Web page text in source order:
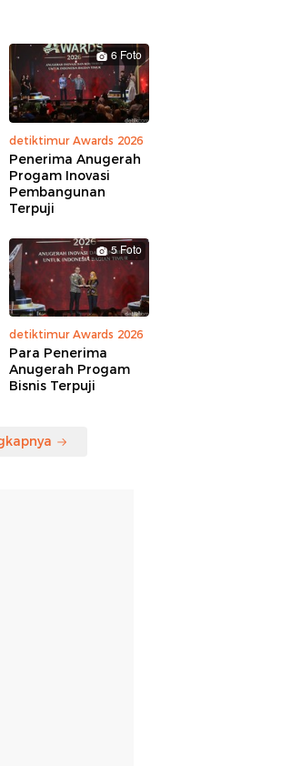
6 Foto
detiktimur Awards 2026
Penerima Anugerah
Progam Inovasi
Pembangunan
Terpuji
5 Foto
detiktimur Awards 2026
Para Penerima
Anugerah Progam
Bisnis Terpuji